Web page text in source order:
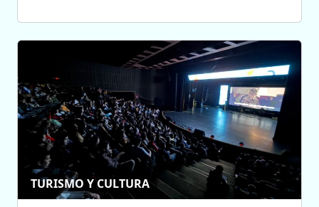
TURISMO Y CULTURA